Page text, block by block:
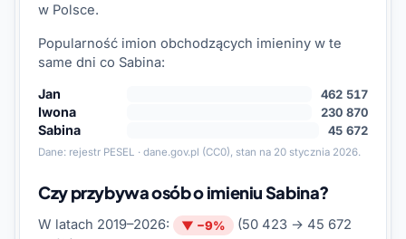
w Polsce.
Popularność imion obchodzących imieniny w te
same dni co Sabina:
Jan 462 517
Iwona 230 870
Sabina 45 672
Dane: rejestr PESEL · dane.gov.pl (CC0), stan na 20 stycznia 2026.
Czy przybywa osób o imieniu Sabina?
W latach 2019–2026: ▼ −9% (50 423 → 45 672